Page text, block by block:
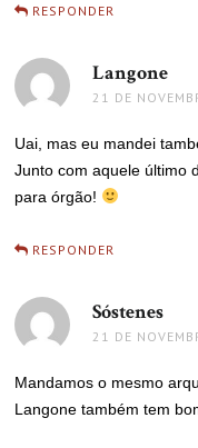
RESPONDER
Langone
21 DE
Uai, mas eu mandei
Junto com aquele último
para órgão!
RESPONDER
Sóstenes
21 DE
Mandamos o mesmo
Langone também tem